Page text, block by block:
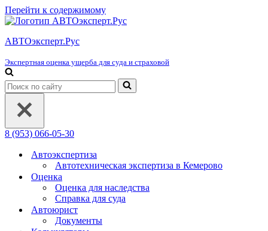
Перейти к содержимому
АВТОэксперт.Рус
Экспертная оценка ущерба для суда и страховой
Искать...
8 (953) 066-05-30
Автоэкспертиза
Автотехническая экспертиза в Кемерово
Оценка
Оценка для наследства
Справка для суда
Автоюрист
Документы